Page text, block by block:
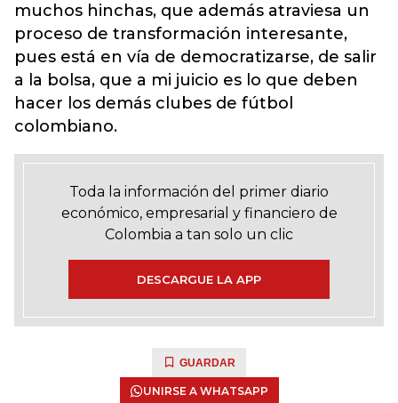
muchos hinchas, que además atraviesa un
proceso de transformación interesante,
pues está en vía de democratizarse, de salir
a la bolsa, que a mi juicio es lo que deben
hacer los demás clubes de fútbol
colombiano.
Toda la información del primer diario
económico, empresarial y financiero de
Colombia a tan solo un clic
DESCARGUE LA APP
GUARDAR
UNIRSE A WHATSAPP